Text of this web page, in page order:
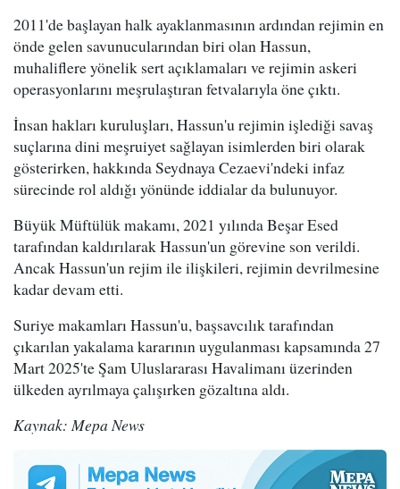
2011'de başlayan halk ayaklanmasının ardından rejimin en
önde gelen savunucularından biri olan Hassun,
muhaliflere yönelik sert açıklamaları ve rejimin askeri
operasyonlarını meşrulaştıran fetvalarıyla öne çıktı.
İnsan hakları kuruluşları, Hassun'u rejimin işlediği savaş
suçlarına dini meşruiyet sağlayan isimlerden biri olarak
gösterirken, hakkında Seydnaya Cezaevi'ndeki infaz
sürecinde rol aldığı yönünde iddialar da bulunuyor.
Büyük Müftülük makamı, 2021 yılında Beşar Esed
tarafından kaldırılarak Hassun'un görevine son verildi.
Ancak Hassun'un rejim ile ilişkileri, rejimin devrilmesine
kadar devam etti.
Suriye makamları Hassun'u, başsavcılık tarafından
çıkarılan yakalama kararının uygulanması kapsamında 27
Mart 2025'te Şam Uluslararası Havalimanı üzerinden
ülkeden ayrılmaya çalışırken gözaltına aldı.
Kaynak: Mepa News